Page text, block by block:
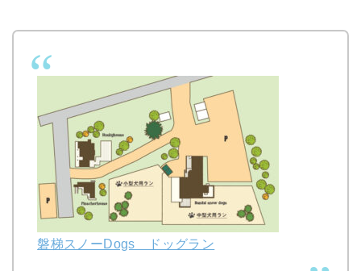
磐梯スノーDogs ドッグラン